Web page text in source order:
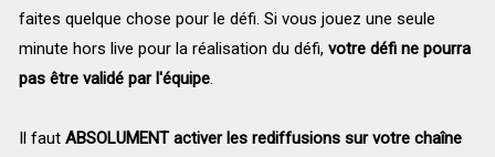
faites quelque chose pour le défi. Si vous jouez une seule
minute hors live pour la réalisation du défi, votre défi ne pourra
pas être validé par l'équipe.
Il faut ABSOLUMENT activer les rediffusions sur votre chaîne